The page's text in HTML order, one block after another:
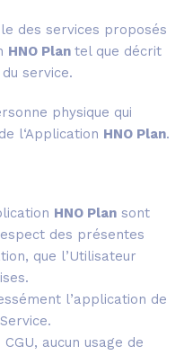
des services proposés
HNO Plan tel que décrit
service.
physique qui
l‘Application HNO Plan.
HNO Plan sont
des présentes
que l’Utilisateur
l’application de
aucun usage de